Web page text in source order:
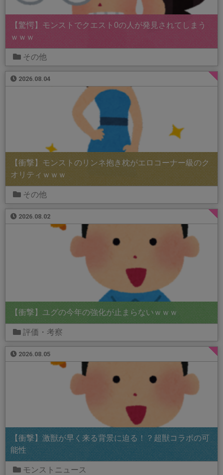
【驚愕】モンストでクエスト0の人が発見されてしまう
ｗｗｗ
その他
2026.08.04
【衝撃】モンストのリンネ抱き枕がエロコーナー級のク
オリティｗｗｗ
その他
2026.08.02
【衝撃】ユグの今年の強化が止まらないｗｗｗ
評価・考察
2026.08.05
【衝撃】激獣が早く来る背景に迫る！？超獣コラボの可
能性
モンストニュース